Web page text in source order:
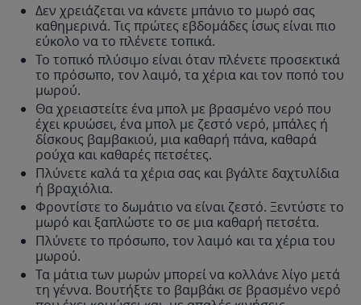
Δεν χρειάζεται να κάνετε μπάνιο το μωρό σας
καθημερινά. Τις πρώτες εβδομάδες ίσως είναι πιο
εύκολο να το πλένετε τοπικά.
Το τοπικό πλύσιμο είναι όταν πλένετε προσεκτικά
το πρόσωπο, τον λαιμό, τα χέρια και τον ποπό του
μωρού.
Θα χρειαστείτε ένα μπολ με βρασμένο νερό που
έχει κρυώσει, ένα μπολ με ζεστό νερό, μπάλες ή
δίσκους βαμβακιού, μια καθαρή πάνα, καθαρά
ρούχα και καθαρές πετσέτες.
Πλύνετε καλά τα χέρια σας και βγάλτε δαχτυλίδια
ή βραχιόλια.
Φροντίστε το δωμάτιο να είναι ζεστό. Ξεντύστε το
μωρό και ξαπλώστε το σε μια καθαρή πετσέτα.
Πλύνετε το πρόσωπο, τον λαιμό και τα χέρια του
μωρού.
Τα μάτια των μωρών μπορεί να κολλάνε λίγο μετά
τη γέννα. Βουτήξτε το βαμβάκι σε βρασμένο νερό